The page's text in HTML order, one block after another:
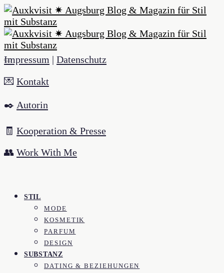
Impressum | Datenschutz
💌 Kontakt
✒️ Autorin
🧾 Kooperation & Presse
👥 Work With Me
STIL
MODE
KOSMETIK
PARFUM
DESIGN
SUBSTANZ
DATING & BEZIEHUNGEN